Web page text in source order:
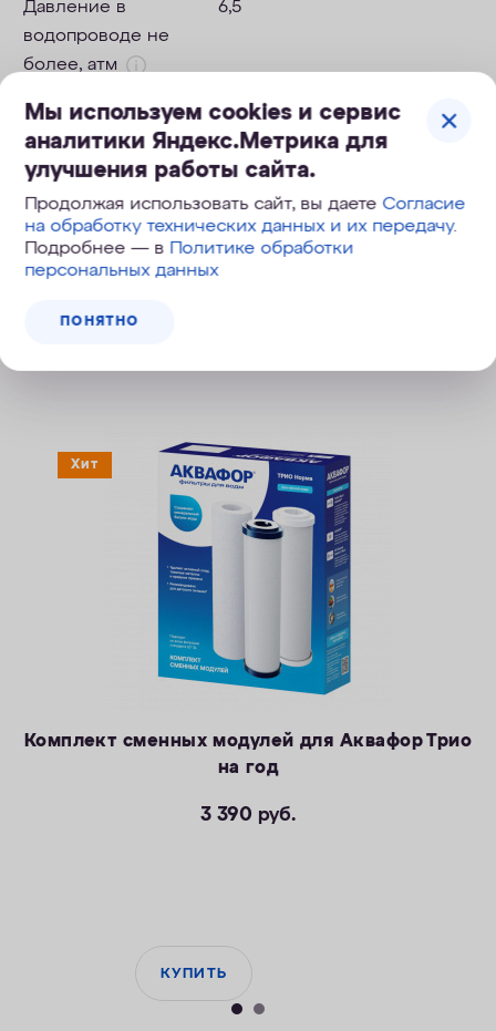
Давление в
водопроводе не
более, атм
6,5
ПОСМОТРЕТЬ ВСЕ
Хит
Комплект сменных модулей для Аквафор Трио
на год
3 390 руб.
КУПИТЬ
Мы используем cookies и сервис
аналитики Яндекс.Метрика для
улучшения работы сайта.
Продолжая использовать сайт, вы даетеСогласие
на обработку технических данных и их передачу.
Подробнее — в Политике обработки
персональных данных
ПОНЯТНО